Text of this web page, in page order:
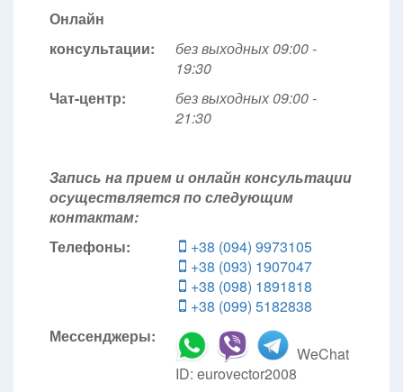
Онлайн
консультации:
без выходных 09:00 -
19:30
Чат-центр:
без выходных 09:00 -
21:30
Запись на прием и онлайн консультации
осуществляется по следующим
контактам:
Телефоны:
+38 (094) 9973105
+38 (093) 1907047
+38 (098) 1891818
+38 (099) 5182838
Мессенджеры:
WeChat
ID: eurovector2008